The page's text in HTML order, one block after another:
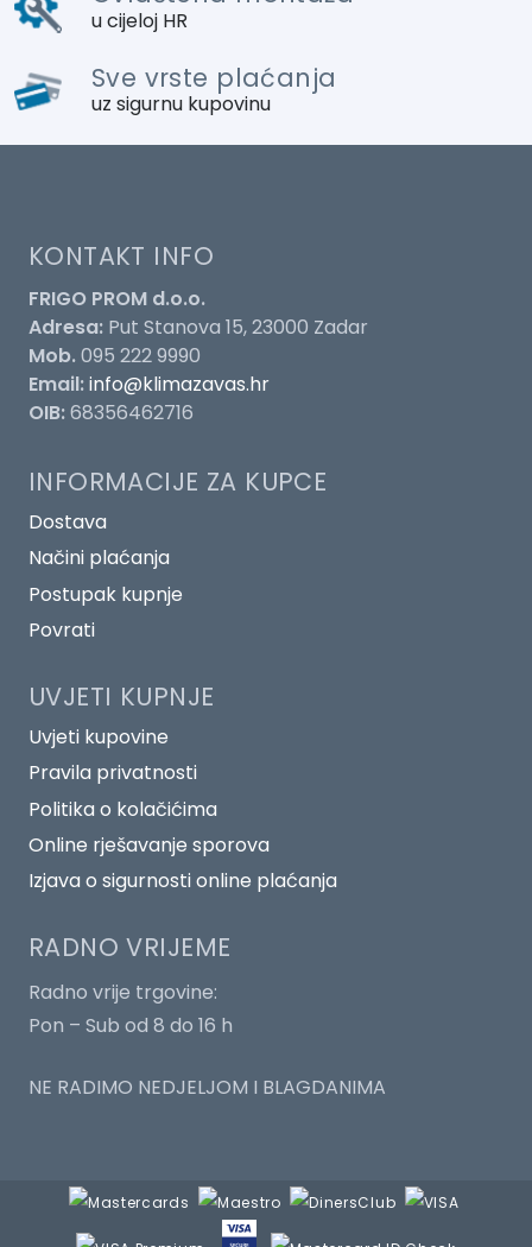
u cijeloj HR
Sve vrste plaćanja
uz sigurnu kupovinu
KONTAKT INFO
FRIGO PROM d.o.o.
Adresa: Put Stanova 15, 23000 Zadar
Mob.095 222 9990
Email:info@klimazavas.hr
OIB:68356462716
INFORMACIJE ZA KUPCE
Dostava
Načini plaćanja
Postupak kupnje
Povrati
UVJETI KUPNJE
Uvjeti kupovine
Pravila privatnosti
Politika o kolačićima
Online rješavanje sporova
Izjava o sigurnosti online plaćanja
RADNO VRIJEME
Radno vrije trgovine:
Pon – Sub od 8 do 16 h
NE RADIMO NEDJELJOM I BLAGDANIMA